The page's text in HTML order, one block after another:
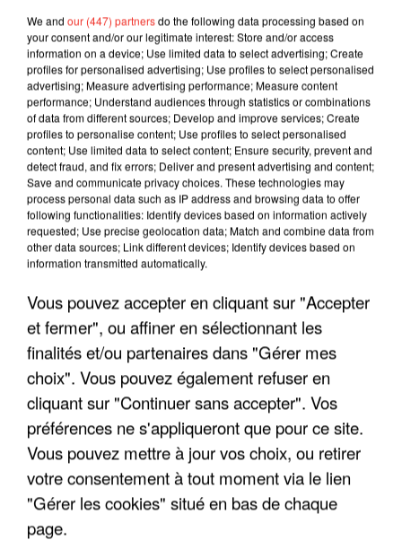
31.01.26 – ZÉNITH, AMIENS
01.02.26 – Antarès, Le Mans
04.02.26 – ZÉNITH, NANTES
05.02.26 – ARÉNA, BREST
07.02.26 – ARÉNA LOIRE, ANGERS
08.02.26 – LE LIBERTÉ, RENNES
11.02.26 – ZÉNITH, ROUEN
13.02.26 – ZÉNITH, CAEN
24.02.26 – ZÉNITH, CLERMONT-FERRAND
25.02.26 – LE PALIO, BOULAZAC
27.02.26 – ARÉNA, POITIERS
28.02.26 – ARKÉA ARÉNA, BORDEAUX
01.03.26 – ZÉNITH, PAU
06.03.26 – LDLC ARÉNA, LYON
We and our (447) partnersdo the following data processing based on
your consent and/or our legitimate interest: Store and/or access
information on a device; Use limited data to select advertising; Create
profiles for personalised advertising; Use profiles to select personalised
advertising; Measure advertising performance; Measure content
performance; Understand audiences through statistics or combinations
of data from different sources; Develop and improve services; Create
profiles to personalise content; Use profiles to select personalised
content; Use limited data to select content; Ensure security, prevent and
detect fraud, and fix errors; Deliver and present advertising and content;
Save and communicate privacy choices. These technologies may
process personal data such as IP address and browsing data to offer
following functionalities: Identify devices based on information actively
requested; Use precise geolocation data; Match and combine data from
other data sources; Link different devices; Identify devices based on
information transmitted automatically.
Vous pouvez accepter en cliquant sur "Accepter
et fermer", ou affiner en sélectionnant les
finalités et/ou partenaires dans "Gérer mes
choix". Vous pouvez également refuser en
cliquant sur "Continuer sans accepter". Vos
préférences ne s'appliqueront que pour ce site.
Vous pouvez mettre à jour vos choix, ou retirer
votre consentement à tout moment via le lien
"Gérer les cookies" situé en bas de chaque
page.